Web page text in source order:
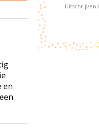
en
Uitschrijven